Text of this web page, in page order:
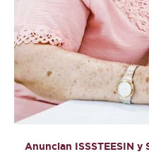
Anuncian ISSSTEESIN y